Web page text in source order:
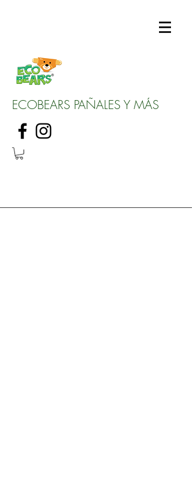
ECOBEARS PAÑALES Y MÁS